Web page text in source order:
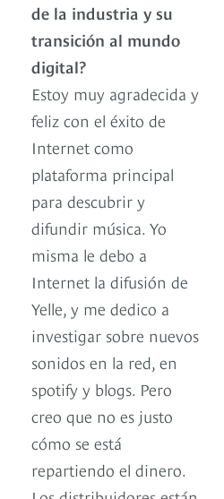
de la industria y su
transición al mundo
digital?
Estoy muy agradecida y
feliz con el éxito de
Internet como
plataforma principal
para descubrir y
difundir música. Yo
misma le debo a
Internet la difusión de
Yelle, y me dedico a
investigar sobre nuevos
sonidos en la red, en
spotify y blogs. Pero
creo que no es justo
cómo se está
repartiendo el dinero.